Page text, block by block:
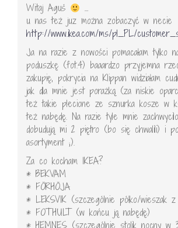
Witaj Aguś
…
u nas też juz można zobaczyć w necie
http://www.ikea.com/ms/pl_PL/
Ja na razie z nowości pomacałam tylko
poduszkę (fot.4) baaardzo przyjemna
zakupię, pokrycia na Klippan widziałam
jak dla mnie jest porażką (za niskie
też takie plecione ze sznurka kosze w
też nabędę. Na razie tyle mnie
dobudują mi 2 piętro (bo się chwalili) i
asortyment ;).
Za co kocham IKEA?
* BEKVAM
* FÖRHÖJA
* LEKSVIK (szczególnie półko/wieszak
* FOTHULT (w końcu ją nabędę)
* HEMNES (szczególnie stolik nocny w